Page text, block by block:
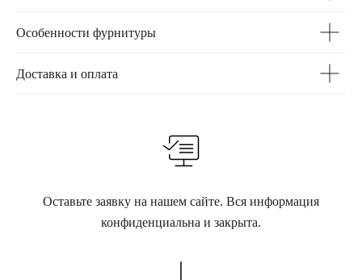
Особенности фурнитуры
Доставка и оплата
Оставьте заявку на нашем сайте. Вся информация
конфиденциальна и закрыта.